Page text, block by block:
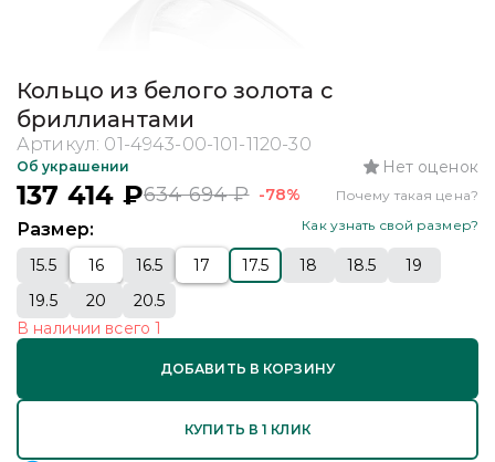
Кольцо из белого золота с
бриллиантами
Артикул: 01-4943-00-101-1120-30
Об украшении Нет оценок
137 414 ₽634 694₽ -78% Почему такая цена?
Размер: Как узнать свой размер?
15.5 16 16.5 17 17.5 18 18.5
19
19.5
20
20.5
В наличии всего1
ДОБАВИТЬ В КОРЗИНУ
КУПИТЬ В 1 КЛИК